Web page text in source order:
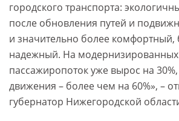
городского транспорта:
после обновления путей и
и значительно более комфортный,
надежный. На модернизированных
пассажиропоток уже вырос на 30%,
движения – более чем на 60%», –
губернатор Нижегородской